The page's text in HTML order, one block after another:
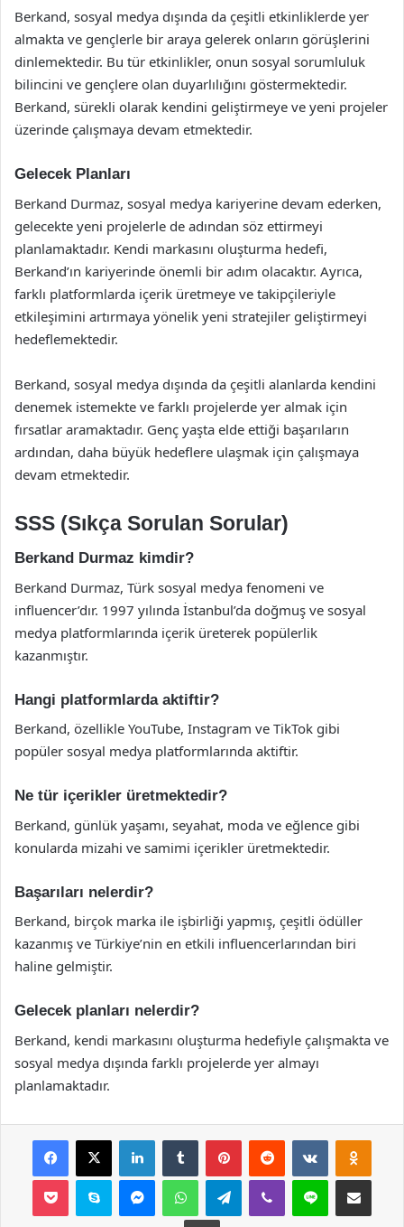
Berkand, sosyal medya dışında da çeşitli etkinliklerde yer
almakta ve gençlerle bir araya gelerek onların görüşlerini
dinlemektedir. Bu tür etkinlikler, onun sosyal sorumluluk
bilincini ve gençlere olan duyarlılığını göstermektedir.
Berkand, sürekli olarak kendini geliştirmeye ve yeni projeler
üzerinde çalışmaya devam etmektedir.
Gelecek Planları
Berkand Durmaz, sosyal medya kariyerine devam ederken,
gelecekte yeni projelerle de adından söz ettirmeyi
planlamaktadır. Kendi markasını oluşturma hedefi,
Berkand’ın kariyerinde önemli bir adım olacaktır. Ayrıca,
farklı platformlarda içerik üretmeye ve takipçileriyle
etkileşimini artırmaya yönelik yeni stratejiler geliştirmeyi
hedeflemektedir.
Berkand, sosyal medya dışında da çeşitli alanlarda kendini
denemek istemekte ve farklı projelerde yer almak için
fırsatlar aramaktadır. Genç yaşta elde ettiği başarıların
ardından, daha büyük hedeflere ulaşmak için çalışmaya
devam etmektedir.
SSS (Sıkça Sorulan Sorular)
Berkand Durmaz kimdir?
Berkand Durmaz, Türk sosyal medya fenomeni ve
influencer’dır. 1997 yılında İstanbul’da doğmuş ve sosyal
medya platformlarında içerik üreterek popülerlik
kazanmıştır.
Hangi platformlarda aktiftir?
Berkand, özellikle YouTube, Instagram ve TikTok gibi
popüler sosyal medya platformlarında aktiftir.
Ne tür içerikler üretmektedir?
Berkand, günlük yaşamı, seyahat, moda ve eğlence gibi
konularda mizahi ve samimi içerikler üretmektedir.
Başarıları nelerdir?
Berkand, birçok marka ile işbirliği yapmış, çeşitli ödüller
kazanmış ve Türkiye’nin en etkili influencerlarından biri
haline gelmiştir.
Gelecek planları nelerdir?
Berkand, kendi markasını oluşturma hedefiyle çalışmakta ve
sosyal medya dışında farklı projelerde yer almayı
planlamaktadır.
Facebook
X LinkedInTumblr PinterestReddit VKontakte
Pocket Skype MessengerWhatsAppTelegramViber Line E-Posta ile
Yazdır